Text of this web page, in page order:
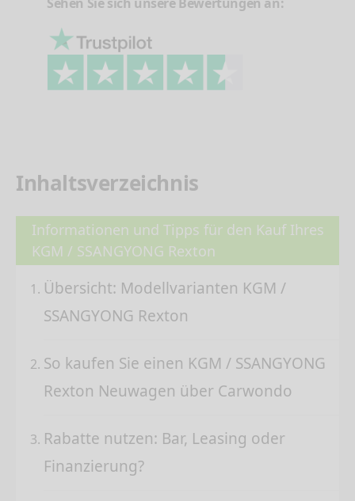
Inhaltsverzeichnis
Informationen und Tipps für den Kauf Ihres
KGM / SSANGYONG Rexton
Übersicht: Modellvarianten KGM /
SSANGYONG Rexton
So kaufen Sie einen KGM / SSANGYONG
Rexton Neuwagen über Carwondo
Rabatte nutzen: Bar, Leasing oder
Finanzierung?